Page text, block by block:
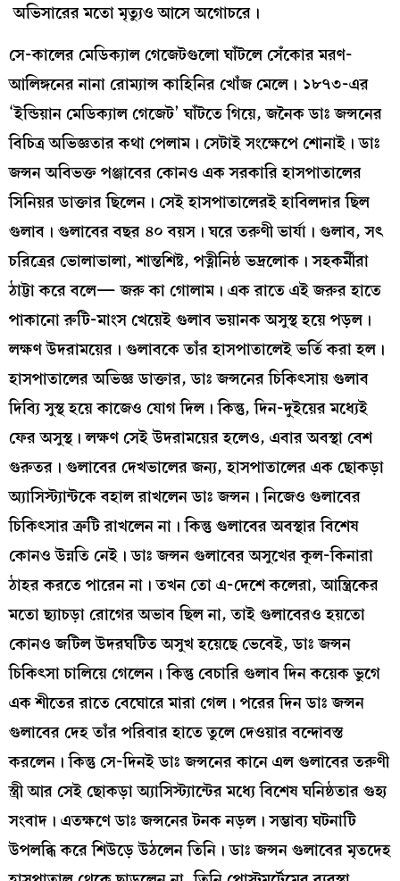
অভিসারের মতো মৃত্যুও আসে অগোচরে।
সে-কালের মেডিক্যাল গেজেটগুলো ঘাঁটলে সেঁকোর মরণ-
আলিঙ্গনের নানা রোম্যান্স কাহিনির খোঁজ মেলে। ১৮৭৩-এর
‘ইন্ডিয়ান মেডিক্যাল গেজেট’ ঘাঁটতে গিয়ে, জনৈক ডাঃ জন্সনের
বিচিত্র অভিজ্ঞতার কথা পেলাম। সেটাই সংক্ষেপে শোনাই। ডাঃ
জন্সন অবিভক্ত পঞ্জাবের কোনও এক সরকারি হাসপাতালের
সিনিয়র ডাক্তার ছিলেন। সেই হাসপাতালেরই হাবিলদার ছিল
গুলাব। গুলাবের বছর ৪০ বয়স। ঘরে তরুণী ভার্যা। গুলাব, সৎ
চরিত্রের ভোলাভালা, শান্তশিষ্ট, পত্নীনিষ্ঠ ভদ্রলোক। সহকর্মীরা
ঠাট্টা করে বলে— জরু কা গোলাম। এক রাতে এই জরুর হাতে
পাকানো রুটি-মাংস খেয়েই গুলাব ভয়ানক অসুস্থ হয়ে পড়ল।
লক্ষণ উদরাময়ের। গুলাবকে তাঁর হাসপাতালেই ভর্তি করা হল।
হাসপাতালের অভিজ্ঞ ডাক্তার, ডাঃ জন্সনের চিকিৎসায় গুলাব
দিব্যি সুস্থ হয়ে কাজেও যোগ দিল। কিন্তু, দিন-দুইয়ের মধ্যেই
ফের অসুস্থ। লক্ষণ সেই উদরাময়ের হলেও, এবার অবস্থা বেশ
গুরুতর। গুলাবের দেখভালের জন্য, হাসপাতালের এক ছোকড়া
অ্যাসিস্ট্যান্টকে বহাল রাখলেন ডাঃ জন্সন। নিজেও গুলাবের
চিকিৎসার ত্রুটি রাখলেন না। কিন্তু গুলাবের অবস্থার বিশেষ
কোনও উন্নতি নেই। ডাঃ জন্সন গুলাবের অসুখের কূল-কিনারা
ঠাহর করতে পারেন না। তখন তো এ-দেশে কলেরা, আন্ত্রিকের
মতো ছ্যাচড়া রোগের অভাব ছিল না, তাই গুলাবেরও হয়তো
কোনও জটিল উদরঘটিত অসুখ হয়েছে ভেবেই, ডাঃ জন্সন
চিকিৎসা চালিয়ে গেলেন। কিন্তু বেচারি গুলাব দিন কয়েক ভুগে
এক শীতের রাতে বেঘোরে মারা গেল। পরের দিন ডাঃ জন্সন
গুলাবের দেহ তাঁর পরিবার হাতে তুলে দেওয়ার বন্দোবস্ত
করলেন। কিন্তু সে-দিনই ডাঃ জন্সনের কানে এল গুলাবের তরুণী
স্ত্রী আর সেই ছোকড়া অ্যাসিস্ট্যান্টের মধ্যে বিশেষ ঘনিষ্ঠতার গুহ্য
সংবাদ। এতক্ষণে ডাঃ জন্সনের টনক নড়ল। সম্ভাব্য ঘটনাটি
উপলব্ধি করে শিউড়ে উঠলেন তিনি। ডাঃ জন্সন গুলাবের মৃতদেহ